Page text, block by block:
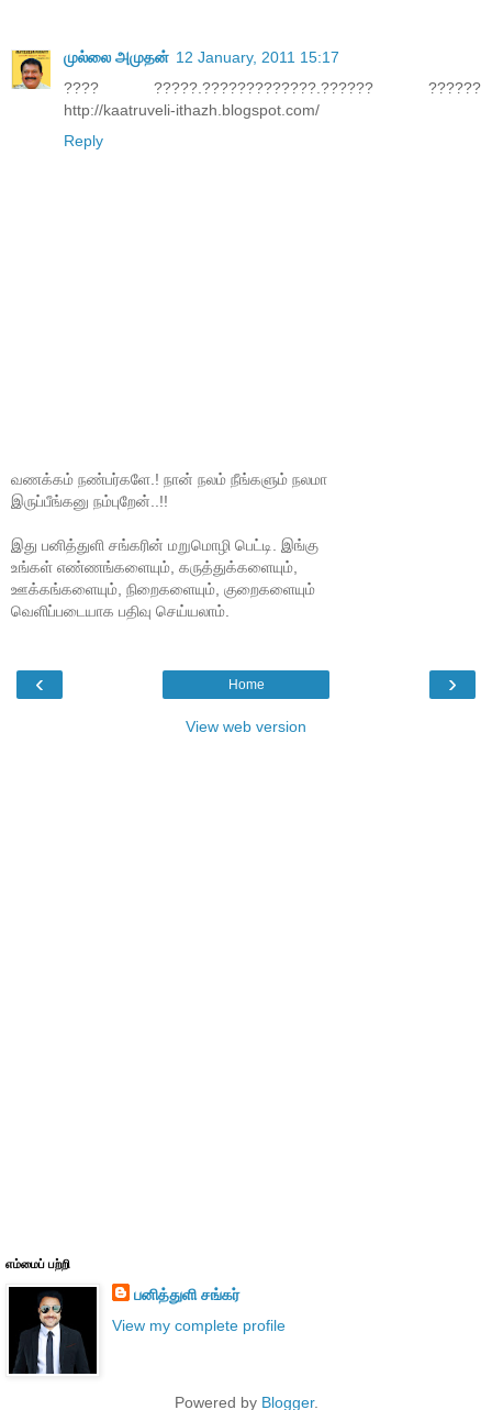
முல்லை அமுதன் 12 January, 2011 15:17
???? ?????.?????????????.?????? ??????
http://kaatruveli-ithazh.blogspot.com/
Reply
வணக்கம் நண்பர்களே.! நான் நலம் நீங்களும் நலமா
இருப்பீங்கனு நம்புறேன்..!!
இது பனித்துளி சங்கரின் மறுமொழி பெட்டி. இங்கு
உங்கள் எண்ணங்களையும், கருத்துக்களையும்,
ஊக்கங்களையும், நிறைகளையும், குறைகளையும்
வெளிப்படையாக பதிவு செய்யலாம்.
‹ ›
Home
View web version
எம்மைப் பற்றி
பனித்துளி சங்கர்
View my complete profile
Powered by Blogger.